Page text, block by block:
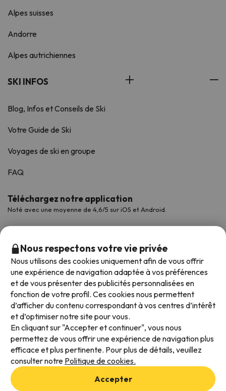
Alpes suisses
Andorre
Alpes autrichiennes
SKI INFOS
Blog, Infos et Conseils de Ski
Votre Guide de Ski
Voyages de ski en groupe
FAQ
Téléchargez notre application
Noté avec une moyenne de 4,6/5 sur iOS et Android.
Modes de paiement disponibles
Conditions générales d'utilisation
Protection des données
Nous respectons votre vie privée
Nous utilisons des cookies uniquement afin de vous offrir
une expérience de navigation adaptée à vos préférences
et de vous présenter des publicités personnalisées en
fonction de votre profil. Ces cookies nous permettent
d’afficher du contenu correspondant à vos centres d’intérêt
et d’optimiser notre site pour vous.
En cliquant sur "Accepter et continuer", vous nous
permettez de vous offrir une expérience de navigation plus
efficace et plus pertinente. Pour plus de détails, veuillez
consulter notre Politique de cookies.
Accepter